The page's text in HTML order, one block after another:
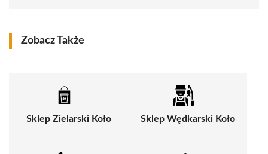
Zobacz Także
Sklep Zielarski Koło Sklep Wędkarski Koło